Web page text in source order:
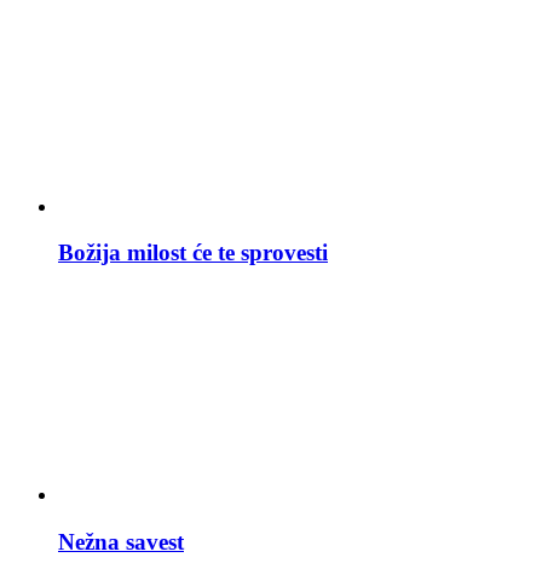
Božija milost će te sprovesti
Nežna savest